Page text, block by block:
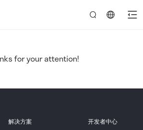
for your attention!
解决方案 开发者中心